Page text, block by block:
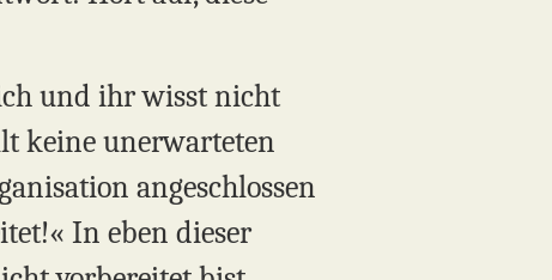
und ihr wisst nicht
keine unerwarteten
angeschlossen
In eben dieser